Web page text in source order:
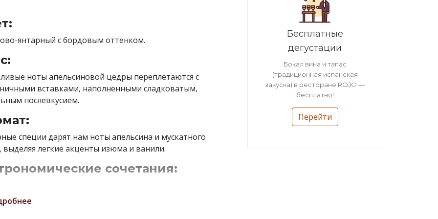
янтарный с бордовым оттенком.
ноты апельсиновой цедры переплетаются с
вставками, наполненными сладковатым,
послевкусием.
специи дарят нам ноты апельсина и мускатного
выделяя легкие акценты изюма и ванили.
сочетания:
коктейлей. Отлично раскрывается в
тандеме с колой или содовой. Лучше всего
Бесплатные
дегустации
Бокал вина и тапас
(традиционная испанская
закуска) в ресторане ROJO —
бесплатно!
Перейти